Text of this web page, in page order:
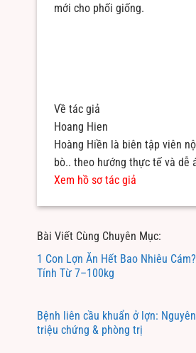
mới cho phối giống.
Về tác giả
Hoang Hien
Hoàng Hiền là biên tập viên
bò.. theo hướng thực tế và dễ
Xem hồ sơ tác giả
Bài Viết Cùng Chuyên Mục:
1 Con Lợn Ăn Hết Bao Nhiêu
Tính Từ 7–100kg
Bệnh liên cầu khuẩn ở lợn:
triệu chứng & phòng trị